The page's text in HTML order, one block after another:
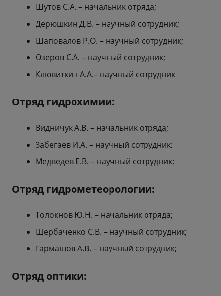
Шутов С.А. – начальник отряда;
Дерюшкин Д.В. – научный сотрудник;
Шаповалов Р.О. – научный сотрудник;
Озеров С.А. – научный сотрудник;
Клювиткин А.А.– научный сотрудник
Отряд гидрохимии:
Видничук А.В. – начальник отряда;
Забегаев И.А. – научный сотрудник;
Медведев Е.В. – научный сотрудник;
Отряд гидрометеорологии:
Толокнов Ю.Н. – начальник отряда;
Щербаченко С.В. – научный сотрудник;
Гармашов А.В. – научный сотрудник;
Отряд оптики: